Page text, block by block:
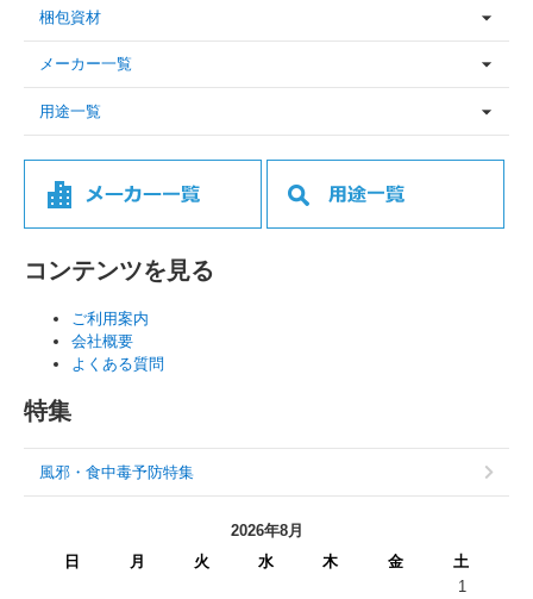
梱包資材
メーカー一覧
用途一覧
コンテンツを見る
ご利用案内
会社概要
よくある質問
特集
風邪・食中毒予防特集
2026年8月
日
月 火 水 木 金
土
1